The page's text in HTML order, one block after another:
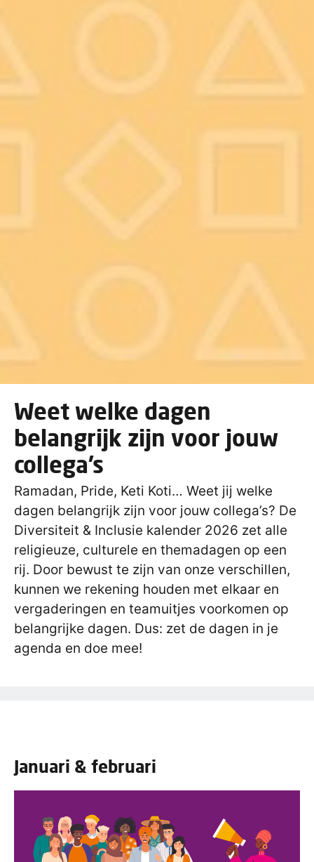
Weet welke dagen
belangrijk zijn voor jouw
collega’s
Ramadan, Pride, Keti Koti… Weet jij welke
dagen belangrijk zijn voor jouw collega’s? De
Diversiteit & Inclusie kalender 2026 zet alle
religieuze, culturele en themadagen op een
rij. Door bewust te zijn van onze verschillen,
kunnen we rekening houden met elkaar en
vergaderingen en teamuitjes voorkomen op
belangrijke dagen. Dus: zet de dagen in je
agenda en doe mee!
Januari & februari